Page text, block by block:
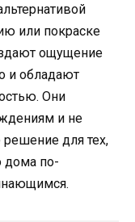
или покраске
ощущение
и обладают
Они
и не
для тех,
дома по-